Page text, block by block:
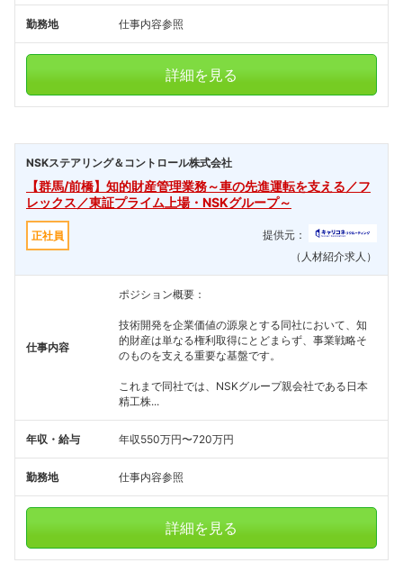
勤務地 仕事内容参照
詳細を見る
NSKステアリング＆コントロール株式会社
【群馬/前橋】知的財産管理業務～車の先進運転を支える／フ
レックス／東証プライム上場・NSKグループ～
正社員
提供元：
（人材紹介求人）
仕事内容
ポジション概要：
技術開発を企業価値の源泉とする同社において、知
的財産は単なる権利取得にとどまらず、事業戦略そ
のものを支える重要な基盤です。
これまで同社では、NSKグループ親会社である日本
精工株...
年収・給与 年収550万円〜720万円
勤務地 仕事内容参照
詳細を見る